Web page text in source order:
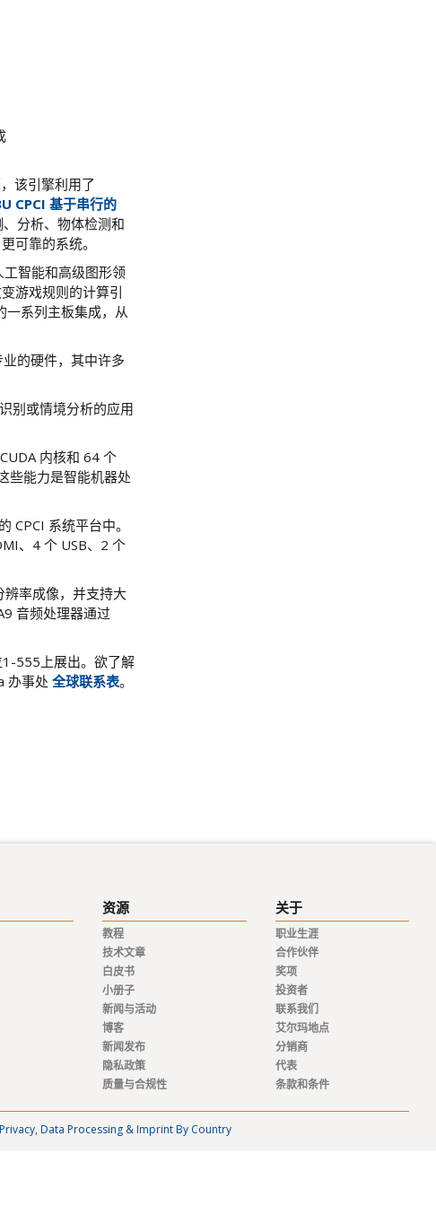
该引擎利用了
CPCI 基于串行的
分析、物体检测和
可靠的系统。
智能和高级图形领
游戏规则的计算引
一系列主板集成，从
的硬件，其中许多
别或情境分析的应用
内核和 64 个
些能力是智能机器处
CPCI 系统平台中。
、4 个 USB、2 个
率成像，并支持大
音频处理器通过
555上展出。欲了解
办事处 全球联系表。
资源
教程
技术文章
白皮书
小册子
新闻与活动
博客
新闻发布
隐私政策
质量与合规性
关于
职业生涯
合作伙伴
奖项
投资者
联系我们
艾尔玛地点
分销商
代表
条款和条件
Data Processing & Imprint By Country